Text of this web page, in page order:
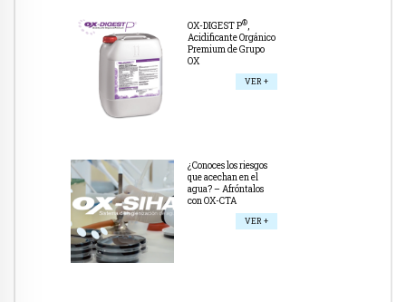
OX-DIGEST P®,
Acidificante Orgánico
Premium de Grupo
OX
VER +
¿Conoces los riesgos
que acechan en el
agua? – Afróntalos
con OX-CTA
VER +